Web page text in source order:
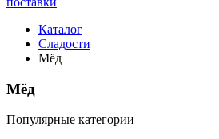
Каталог
Сладости
Мёд
Мёд
Популярные категории